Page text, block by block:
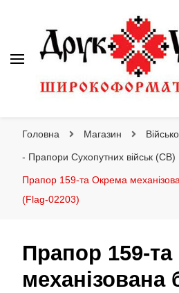
Головна Магазин
- Прапори Сухопутних військ (СВ)
Прапор 159-та Окрема
(Flag-02203)
Прапор 159-
механізована